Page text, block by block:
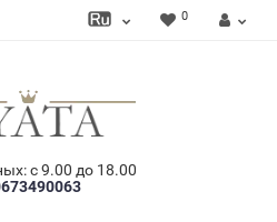
0
с 9.00 до 18.00